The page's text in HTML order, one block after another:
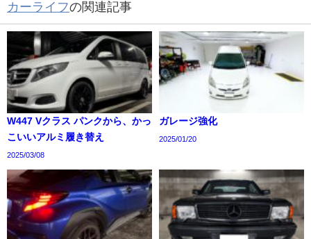
カーライフの関連記事
W447 Vクラス パンクから、かっ
こいいアルミ履き替え
2025/03/08
ガレージ強化
2025/01/20